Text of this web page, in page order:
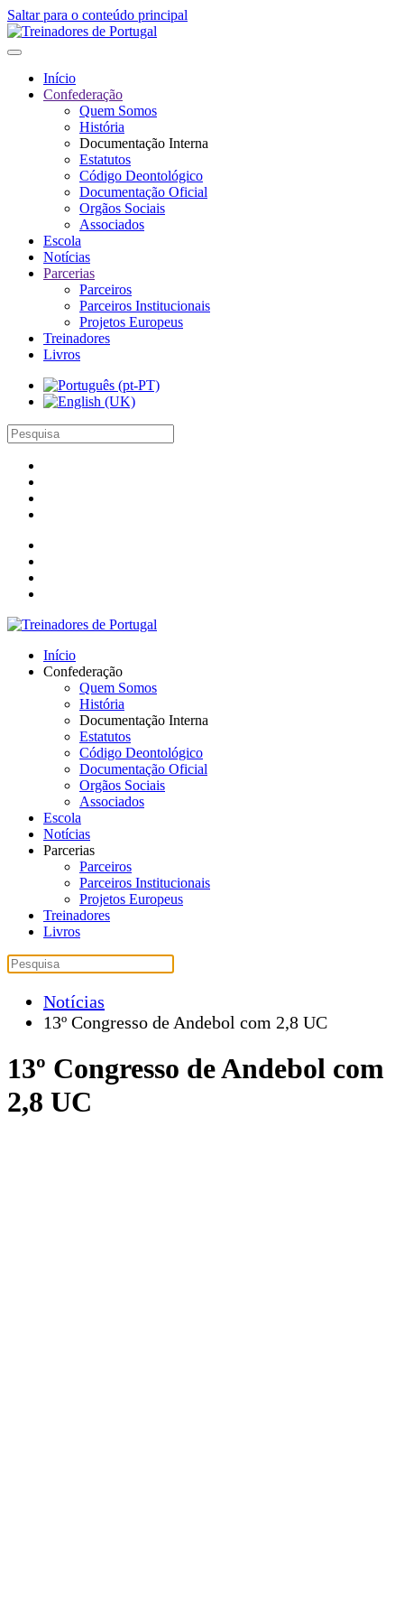
Saltar para o conteúdo principal
Início
Confederação
Quem Somos
História
Documentação Interna
Estatutos
Código Deontológico
Documentação Oficial
Orgãos Sociais
Associados
Escola
Notícias
Parcerias
Parceiros
Parceiros Institucionais
Projetos Europeus
Treinadores
Livros
Início
Confederação
Quem Somos
História
Documentação Interna
Estatutos
Código Deontológico
Documentação Oficial
Orgãos Sociais
Associados
Escola
Notícias
Parcerias
Parceiros
Parceiros Institucionais
Projetos Europeus
Treinadores
Livros
Notícias
13º Congresso de Andebol com 2,8 UC
13º Congresso de Andebol com
2,8 UC